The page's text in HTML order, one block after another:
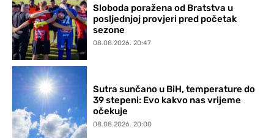
Sloboda poražena od Bratstva u
posljednjoj provjeri pred početak
sezone
08.08.2026. 20:47
Sutra sunčano u BiH, temperature do
39 stepeni: Evo kakvo nas vrijeme
očekuje
08.08.2026. 20:00